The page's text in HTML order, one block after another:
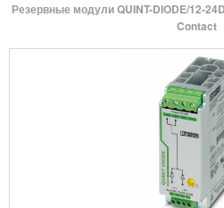
Резервные модули QUINT-DIODE/12-
Contact